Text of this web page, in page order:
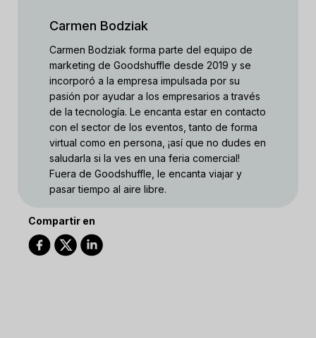
Carmen Bodziak
Carmen Bodziak forma parte del equipo de
marketing de Goodshuffle desde 2019 y se
incorporó a la empresa impulsada por su
pasión por ayudar a los empresarios a través
de la tecnología. Le encanta estar en contacto
con el sector de los eventos, tanto de forma
virtual como en persona, ¡así que no dudes en
saludarla si la ves en una feria comercial!
Fuera de Goodshuffle, le encanta viajar y
pasar tiempo al aire libre.
Compartir en